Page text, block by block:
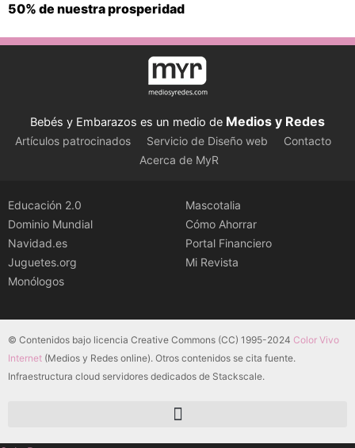
50% de nuestra prosperidad
Bebés y Embarazos es un medio de Medios y Redes
Artículos patrocinados Servicio de Diseño web
Contacto
Acerca de MyR
Educación 2.0
Dominio Mundial
Navidad.es
Juguetes.org
Monólogos
Mascotalia
Cómo Ahorrar
Portal Financiero
Mi Revista
© Contenidos bajo licencia Creative Commons (CC) 1995-2024 Color Vivo
Internet (Medios y Redes online). Otros contenidos se cita fuente.
Infraestructura cloud servidores dedicados de Stackscale.